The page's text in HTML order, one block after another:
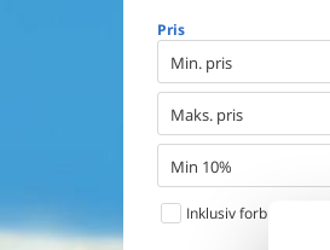
Pris
Min. pris
Maks. pris
Min 10%
Inklusiv forbrug